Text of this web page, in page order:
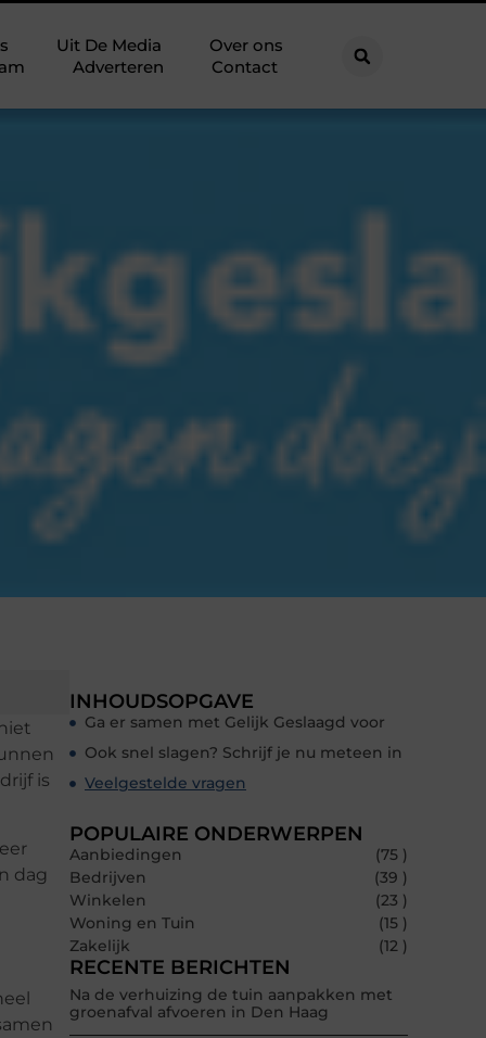
Uit De Media
Over ons
Adverteren Contact
is
dag
INHOUDSOPGAVE
Ga er samen met Gelijk Geslaagd voor
Ook snel slagen? Schrijf je nu meteen in
Veelgestelde vragen
POPULAIRE ONDERWERPEN
Aanbiedingen
(75 )
Bedrijven
(39 )
Winkelen
(23 )
Woning en Tuin
(15 )
Zakelijk
(12 )
RECENTE BERICHTEN
Na de verhuizing de tuin aanpakken met
groenafval afvoeren in Den Haag